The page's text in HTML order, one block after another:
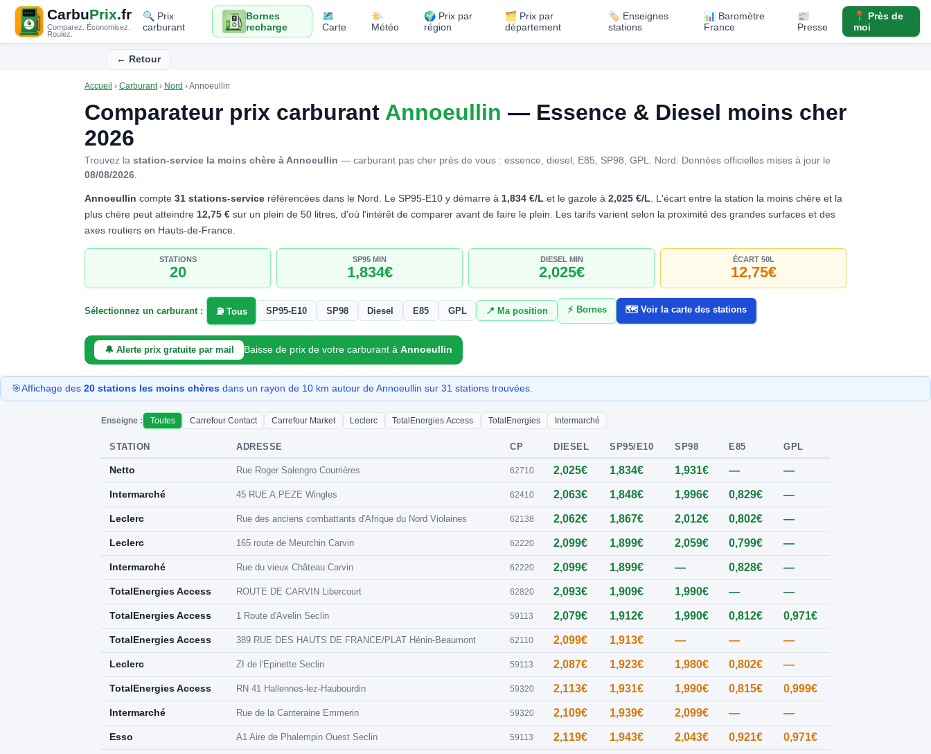
CarbuPrix.fr
Comparez. Économisez.
Roulez.
🔍 Prix
carburant
Bornes
recharge
🗺️
Carte
🌤️
Météo
🌍 Prix par
région
🗂️ Prix par
département
🏷️ Enseignes
stations
📊 Baromètre
France
📰
Presse
📍 Près de
moi
← Retour
Accueil › Carburant› Nord ›Annoeullin
Comparateur prix carburant Annoeullin — Essence & Diesel moins cher
2026
Trouvez la station-service la moins chère à Annoeullin — carburant pas cher près de vous : essence, diesel, E85, SP98, GPL. Nord. Données officielles mises à jour le
08/08/2026
Annoeullin compte 31 stations-service référencées dans le Nord. Le SP95-E10 y démarre à 1,834 €/L et le gazole à 2,025 €/L . L'écart entre la station la moins chère et la
plus chère peut atteindre 12,75 € sur un plein de 50 litres, d'où l'intérêt de comparer avant de faire le plein. Les tarifs varient selon la proximité des grandes surfaces et des
axes routiers en Hauts-de-France.
STATIONS
20
SP95 MIN
1,834€
DIESEL MIN
2,025€
ÉCART 50L
12,75€
Sélectionnez un carburant : ⛽ Tous SP95-E10 SP98 Diesel E85 GPL 📍 Ma position ⚡ Bornes 🗺️ Voir la carte des stations
🔔 Alerte prix gratuite par mail Baisse de prix de votre carburant àAnnoeullin
🎯Affichage des 20 stations les moins chères dans un rayon de 10 km autour de Annoeullin sur 31 stations trouvées.
Enseigne : Toutes Carrefour Contact Carrefour Market Leclerc TotalEnergies Access TotalEnergies Intermarché
STATION ADRESSE CP DIESEL SP95/E10 SP98 E85 GPL
Netto Rue Roger Salengro Courrières 62710 2,025€ 1,834€ 1,931€ — —
Intermarché 45 RUE A.PEZE Wingles 62410 2,063€ 1,848€ 1,996€ 0,829€ —
Leclerc Rue des anciens combattants d'Afrique du Nord Violaines 62138 2,062€ 1,867€ 2,012€ 0,802€ —
Leclerc 165 route de Meurchin Carvin 62220 2,099€ 1,899€ 2,059€ 0,799€ —
Intermarché Rue du vieux Château Carvin 62220 2,099€ 1,899€ — 0,828€ —
TotalEnergies Access ROUTE DE CARVIN Libercourt 62820 2,093€ 1,909€ 1,990€ — —
TotalEnergies Access 1 Route d'Avelin Seclin 59113 2,079€ 1,912€ 1,990€ 0,812€ 0,971€
TotalEnergies Access 389 RUE DES HAUTS DE FRANCE/PLAT Hénin-Beaumont 62110 2,099€ 1,913€ — — —
Leclerc ZI de l'Epinette Seclin 59113 2,087€ 1,923€ 1,980€ 0,802€ —
TotalEnergies Access RN 41 Hallennes-lez-Haubourdin 59320 2,113€ 1,931€ 1,990€ 0,815€ 0,999€
Intermarché Rue de la Canteraine Emmerin 59320 2,109€ 1,939€ 2,099€ — —
Esso A1 Aire de Phalempin Ouest Seclin 59113 2,119€ 1,943€ 2,043€ 0,921€ 0,971€